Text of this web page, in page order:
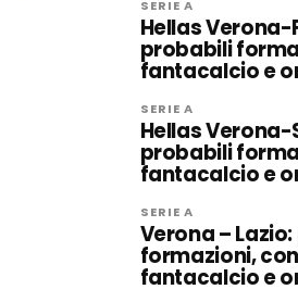
SERIE A
Hellas
probabili
fantacalcio e
SERIE A
Hellas
probabili
fantacalcio e
SERIE A
Verona –
formazioni,
fantacalcio e